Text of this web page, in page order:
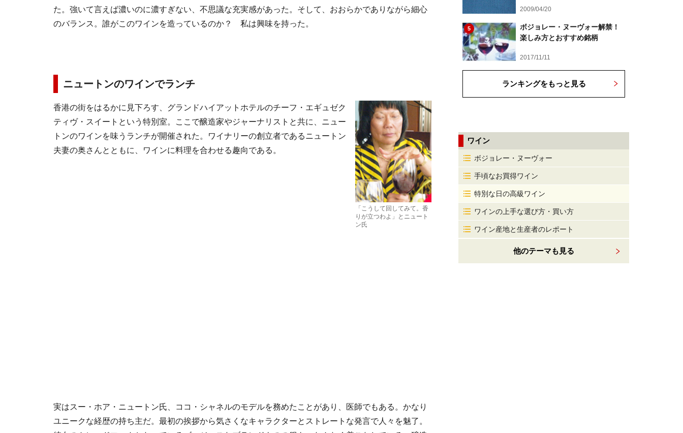
た。強いて言えば濃いのに濃すぎない、不思議な充実感があった。そして、おおらかでありながら細心
のバランス。誰がこのワインを造っているのか？ 私は興味を持った。
ニュートンのワインでランチ
「こうして回してみて。香
りが立つわよ」とニュート
ン氏
香港の街をはるかに見下ろす、グランドハイアットホテルのチーフ・エギュゼク
ティヴ・スイートという特別室。ここで醸造家やジャーナリストと共に、ニュー
トンのワインを味うランチが開催された。ワイナリーの創立者であるニュートン
夫妻の奥さんとともに、ワインに料理を合わせる趣向である。
実はスー・ホア・ニュートン氏、ココ・シャネルのモデルを務めたことがあり、医師でもある。かなり
ユニークな経歴の持ち主だ。最初の挨拶から気さくなキャラクターとストレートな発言で人々を魅了。
2009/04/20
5
ボジョレー・ヌーヴォー解禁！
楽しみ方とおすすめ銘柄
2017/11/11
ランキングをもっと見る
ワイン
ボジョレー・ヌーヴォー
手頃なお買得ワイン
特別な日の高級ワイン
ワインの上手な選び方・買い方
ワイン産地と生産者のレポート
他のテーマも見る